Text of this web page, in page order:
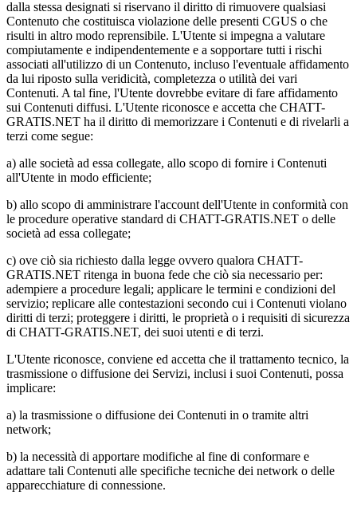
dalla stessa designati si riservano il diritto di rimuovere qualsiasi
Contenuto che costituisca violazione delle presenti CGUS o che
risulti in altro modo reprensibile. L'Utente si impegna a valutare
compiutamente e indipendentemente e a sopportare tutti i rischi
associati all'utilizzo di un Contenuto, incluso l'eventuale affidamento
da lui riposto sulla veridicità, completezza o utilità dei vari
Contenuti. A tal fine, l'Utente dovrebbe evitare di fare affidamento
sui Contenuti diffusi. L'Utente riconosce e accetta che CHATT-
GRATIS.NET ha il diritto di memorizzare i Contenuti e di rivelarli a
terzi come segue:
a) alle società ad essa collegate, allo scopo di fornire i Contenuti
all'Utente in modo efficiente;
b) allo scopo di amministrare l'account dell'Utente in conformità con
le procedure operative standard di CHATT-GRATIS.NET o delle
società ad essa collegate;
c) ove ciò sia richiesto dalla legge ovvero qualora CHATT-
GRATIS.NET ritenga in buona fede che ciò sia necessario per:
adempiere a procedure legali; applicare le termini e condizioni del
servizio; replicare alle contestazioni secondo cui i Contenuti violano
diritti di terzi; proteggere i diritti, le proprietà o i requisiti di sicurezza
di CHATT-GRATIS.NET, dei suoi utenti e di terzi.
L'Utente riconosce, conviene ed accetta che il trattamento tecnico, la
trasmissione o diffusione dei Servizi, inclusi i suoi Contenuti, possa
implicare:
a) la trasmissione o diffusione dei Contenuti in o tramite altri
network;
b) la necessità di apportare modifiche al fine di conformare e
adattare tali Contenuti alle specifiche tecniche dei network o delle
apparecchiature di connessione.